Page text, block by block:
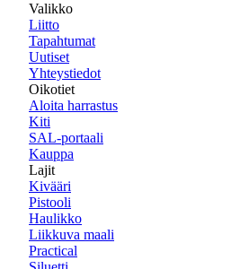
Valikko
Liitto
Tapahtumat
Uutiset
Yhteystiedot
Oikotiet
Aloita harrastus
Kiti
SAL-portaali
Kauppa
Lajit
Kivääri
Pistooli
Haulikko
Liikkuva maali
Practical